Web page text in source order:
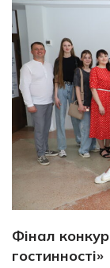
Фінал
гостинності»